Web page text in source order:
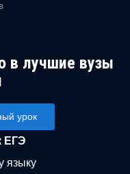
в лучшие вузы
урок
ЕГЭ
языку